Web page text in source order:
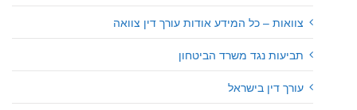
צוואות – כל המידע אודות עורך דין צוואה
תביעות נגד משרד הביטחון
עורך דין בישראל